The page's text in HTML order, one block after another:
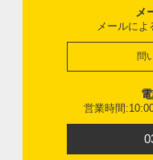
メ
メールによ
問
営業時間